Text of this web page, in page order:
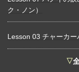
ク・ノン）
Lesson 03 チャーカー
▽